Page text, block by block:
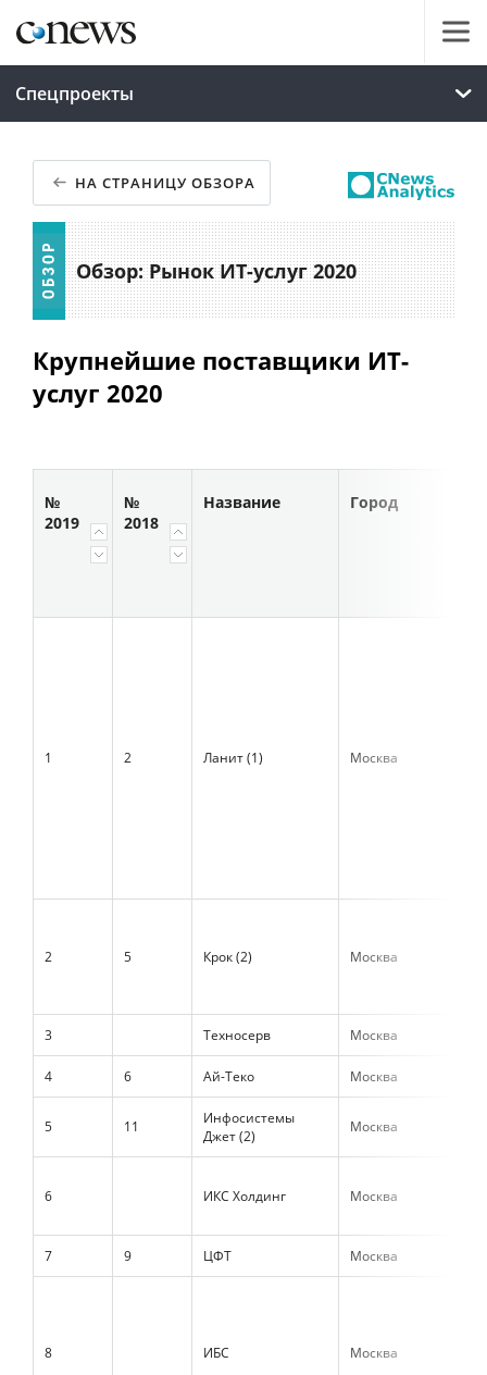
Спецпроекты
НА СТРАНИЦУ ОБЗОРА
Обзор: Рынок ИТ-услуг 2020
Крупнейшие поставщики ИТ-
услуг 2020
№
2019
№
2018
Название Город
1 2 Ланит (1) Москва
2 5 Крок (2) Москва
3 Техносерв Москва
4 6 Ай-Теко Москва
5 11
Инфосистемы
Джет (2)
Москва
6 ИКС Холдинг Москва
7 9 ЦФТ Москва
8 ИБС Москва